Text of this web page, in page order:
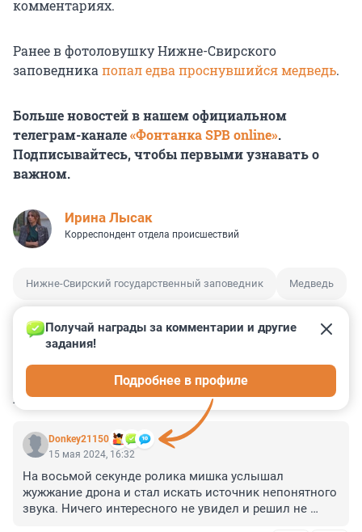
комментариях.
Ранее в фотоловушку Нижне-Свирского
заповедника попал едва проснувшийся медведь.
Больше новостей в нашем официальном
телеграм-канале«Фонтанка SPB online».
Подписывайтесь, чтобы первыми узнавать о
важном.
Ирина Лысак
Корреспондент отдела происшествий
Нижне-Свирский государственный заповедник Медведь
КОММЕНТАРИИ 3
Donkey21150
Получай награды за комментарии и другие
задания!
Подробнее в профиле
15 мая 2024, 16:32
На восьмой секунде ролика мишка услышал
жужжание дрона и стал искать источник непонятного
звука. Ничего интересного не увидел и решил не